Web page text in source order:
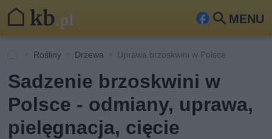
MENU
Fa
ook
Szu
kaj
Rośliny Drzewa Uprawa brzoskwini w Polsce
Sadzenie brzoskwini w
Polsce - odmiany, uprawa,
pielęgnacja, cięcie